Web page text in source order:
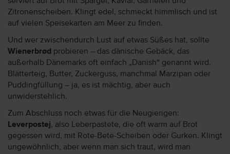
Zitronenscheiben. Klingt edel, schmeckt himmlisch und ist
auf vielen Speisekarten am Meer zu finden.
Und wer zwischendurch Lust auf etwas Süßes hat, sollte
Wienerbrød probieren – das dänische Gebäck, das
außerhalb Dänemarks oft einfach „Danish“ genannt wird.
Blätterteig, Butter, Zuckerguss, manchmal Marzipan oder
Puddingfüllung – ja, es ist mächtig, aber auch
unwiderstehlich.
Zum Abschluss noch etwas für die Neugierigen:
Leverpostej, also Leberpastete, die oft warm auf Brot
gegessen wird, mit Rote-Bete-Scheiben oder Gurken. Klingt
ungewöhnlich, aber wenn man sich traut, wird man